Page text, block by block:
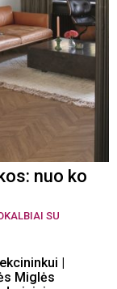
nuo ko
SU
|
Miglės